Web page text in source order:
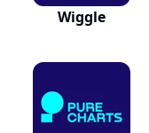
Wiggle